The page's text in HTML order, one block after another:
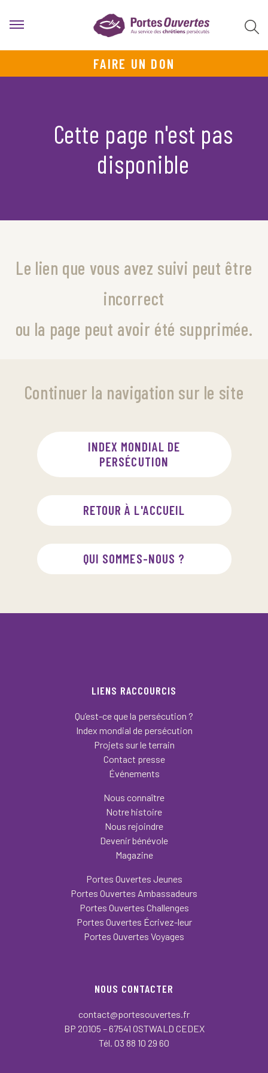
FAIRE UN DON
Cette page n'est pas
disponible
Le lien que vous avez suivi peut être
incorrect
ou la page peut avoir été supprimée.
Continuer la navigation sur le site
INDEX MONDIAL DE
PERSÉCUTION
RETOUR À L'ACCUEIL
QUI SOMMES-NOUS ?
LIENS RACCOURCIS
Qu’est-ce que la persécution ?
Index mondial de persécution
Projets sur le terrain
Contact presse
Événements
Nous connaître
Notre histoire
Nous rejoindre
Devenir bénévole
Magazine
Portes Ouvertes Jeunes
Portes Ouvertes Ambassadeurs
Portes Ouvertes Challenges
Portes Ouvertes Écrivez-leur
Portes Ouvertes Voyages
NOUS CONTACTER
contact@portesouvertes.fr
BP 20105 – 67541 OSTWALD CEDEX
Tél. 03 88 10 29 60